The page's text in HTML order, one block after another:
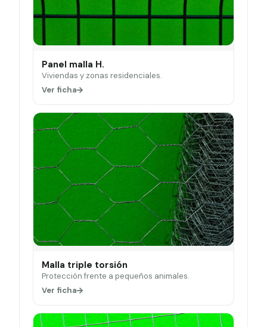
Panel malla H.
Viviendas y zonas residenciales.
Ver ficha
Malla triple torsión
Protección frente a pequeños animales.
Ver ficha